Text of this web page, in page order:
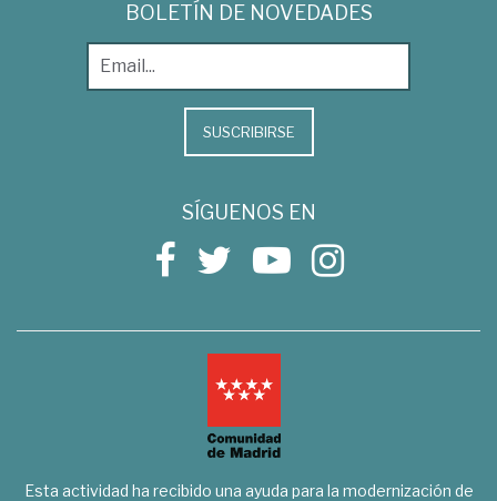
BOLETÍN DE NOVEDADES
SUSCRIBIRSE
SÍGUENOS EN
Esta actividad ha recibido una ayuda para la modernización de